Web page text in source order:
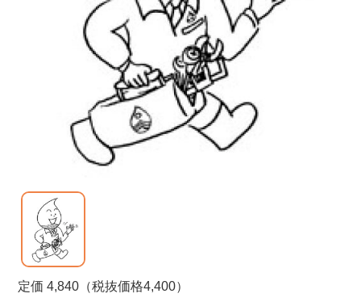
定価 4,840（税抜価格4,400）